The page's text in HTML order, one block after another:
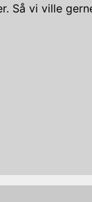
Så vi ville